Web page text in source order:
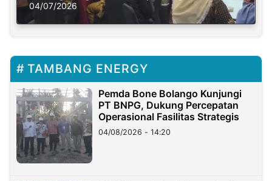
Solusi Krisis Iklim
04/07/2026
TAMBANG ENERGY
Pemda Bone Bolango Kunjungi
PT BNPG, Dukung Percepatan
Operasional Fasilitas Strategis
04/08/2026 - 14:20